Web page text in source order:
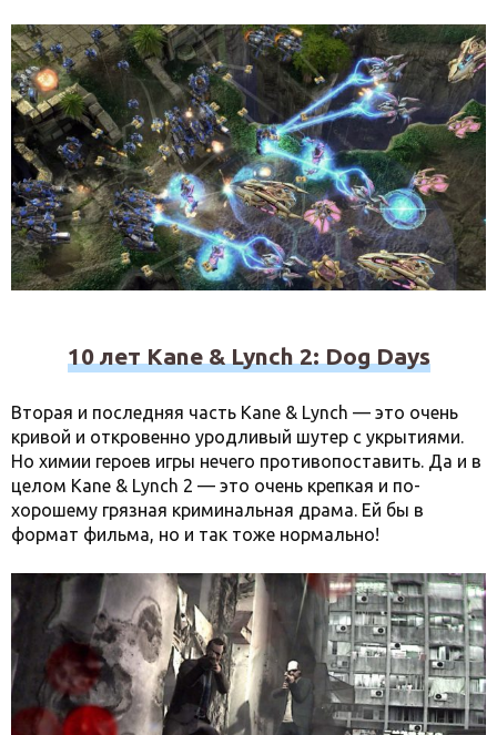
10 лет Kane & Lynch 2: Dog Days
Вторая и последняя часть Kane & Lynch — это очень
кривой и откровенно уродливый шутер с укрытиями.
Но химии героев игры нечего противопоставить. Да и в
целом Kane & Lynch 2 — это очень крепкая и по-
хорошему грязная криминальная драма. Ей бы в
формат фильма, но и так тоже нормально!